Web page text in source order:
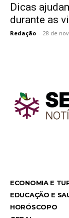
Dicas
durante as
Redação - 28 de
ECONOMIA E
EDUCAÇÃO E
HORÓSCOPO